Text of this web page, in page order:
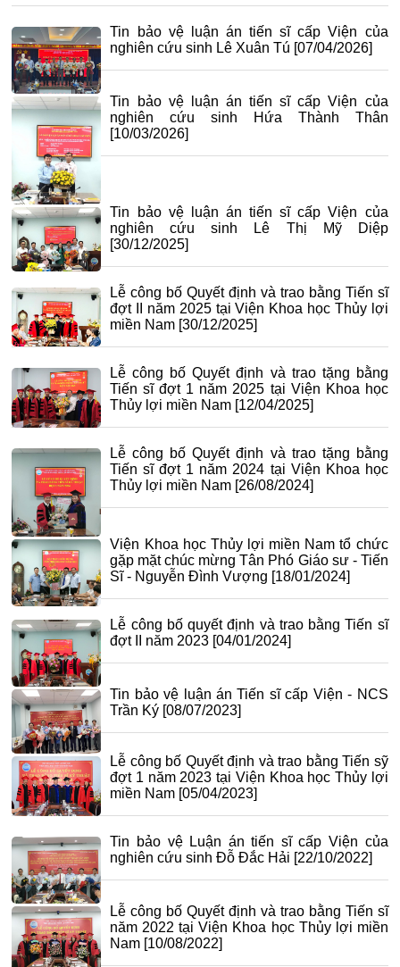
Tin bảo vệ luận án tiến sĩ cấp Viện của
nghiên cứu sinh Lê Xuân Tú [07/04/2026]
Tin bảo vệ luận án tiến sĩ cấp Viện của
nghiên cứu sinh Hứa Thành Thân
[10/03/2026]
Tin bảo vệ luận án tiến sĩ cấp Viện của
nghiên cứu sinh Lê Thị Mỹ Diệp
[30/12/2025]
Lễ công bố Quyết định và trao bằng Tiến sĩ
đợt II năm 2025 tại Viện Khoa học Thủy lợi
miền Nam [30/12/2025]
Lễ công bố Quyết định và trao tặng bằng
Tiến sĩ đợt 1 năm 2025 tại Viện Khoa học
Thủy lợi miền Nam [12/04/2025]
Lễ công bố Quyết định và trao tặng bằng
Tiến sĩ đợt 1 năm 2024 tại Viện Khoa học
Thủy lợi miền Nam [26/08/2024]
Viện Khoa học Thủy lợi miền Nam tổ chức
gặp mặt chúc mừng Tân Phó Giáo sư - Tiến
Sĩ - Nguyễn Đình Vượng [18/01/2024]
Lễ công bố quyết định và trao bằng Tiến sĩ
đợt II năm 2023 [04/01/2024]
Tin bảo vệ luận án Tiến sĩ cấp Viện - NCS
Trần Ký [08/07/2023]
Lễ công bố Quyết định và trao bằng Tiến sỹ
đợt 1 năm 2023 tại Viện Khoa học Thủy lợi
miền Nam [05/04/2023]
Tin bảo vệ Luận án tiến sĩ cấp Viện của
nghiên cứu sinh Đỗ Đắc Hải [22/10/2022]
Lễ công bố Quyết định và trao bằng Tiến sĩ
năm 2022 tại Viện Khoa học Thủy lợi miền
Nam [10/08/2022]